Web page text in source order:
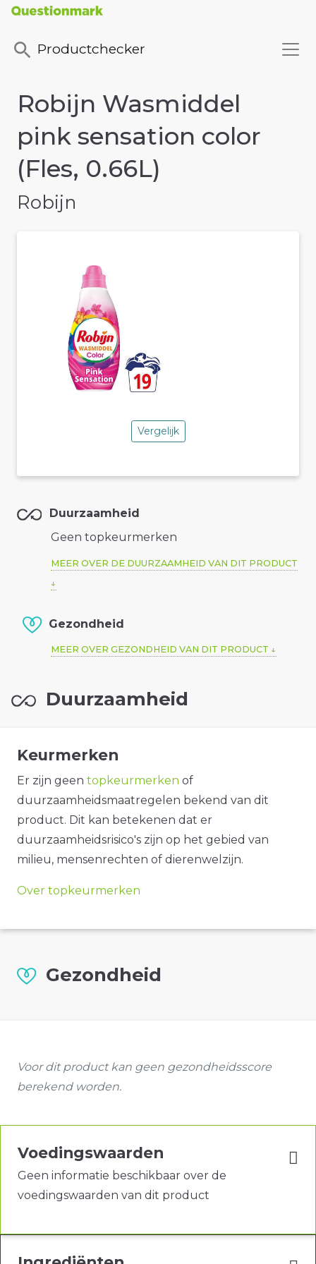
Productchecker
Robijn Wasmiddel
pink sensation color
(Fles, 0.66L)
Robijn
Vergelijk
Duurzaamheid
Geen topkeurmerken
MEER OVER DE DUURZAAMHEID VAN DIT PRODUCT
Gezondheid
MEER OVER GEZONDHEID VAN DIT PRODUCT
Duurzaamheid
Keurmerken
Er zijn geen topkeurmerken of
duurzaamheidsmaatregelen bekend van dit
product. Dit kan betekenen dat er
duurzaamheidsrisico's zijn op het gebied van
milieu, mensenrechten of dierenwelzijn.
Over topkeurmerken
Gezondheid
Voor dit product kan geen gezondheidsscore
berekend worden.
Voedingswaarden
Geen informatie beschikbaar over de
voedingswaarden van dit product